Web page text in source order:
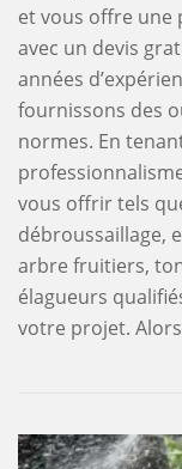
et vous offre une
avec un devis
années
fournissons des
normes. En
vous offrir tels
débroussaillage,
arbre fruitiers,
élagueurs
votre projet.